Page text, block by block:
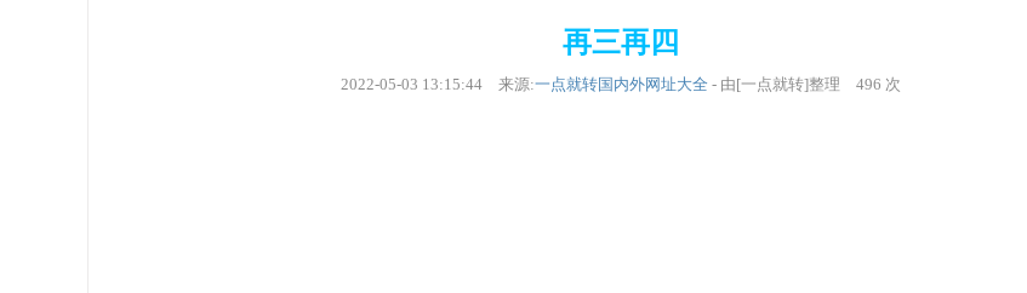
再三再四
2022-05-03 13:15:44 来源:一点就转国内外网址大全 - 由[一点就转]整理 496 次